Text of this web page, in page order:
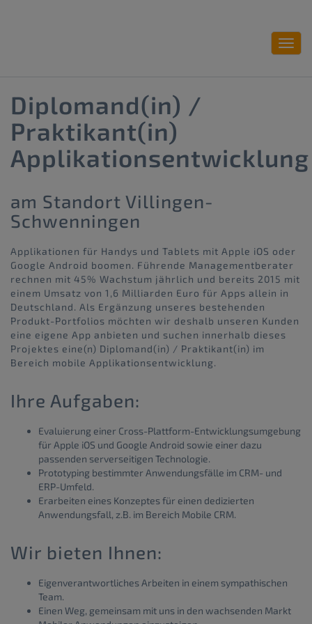
Diplomand(in) /
Praktikant(in)
Applikationsentwicklung
am Standort Villingen-
Schwenningen
Applikationen für Handys und Tablets mit Apple iOS oder
Google Android boomen. Führende Managementberater
rechnen mit 45% Wachstum jährlich und bereits 2015 mit
einem Umsatz von 1,6 Milliarden Euro für Apps allein in
Deutschland. Als Ergänzung unseres bestehenden
Produkt-Portfolios möchten wir deshalb unseren Kunden
eine eigene App anbieten und suchen innerhalb dieses
Projektes eine(n) Diplomand(in) / Praktikant(in) im
Bereich mobile Applikationsentwicklung.
Ihre Aufgaben:
Evaluierung einer Cross-Plattform-Entwicklungsumgebung
für Apple iOS und Google Android sowie einer dazu
passenden serverseitigen Technologie.
Prototyping bestimmter Anwendungsfälle im CRM- und
ERP-Umfeld.
Erarbeiten eines Konzeptes für einen dedizierten
Anwendungsfall, z.B. im Bereich Mobile CRM.
Wir bieten Ihnen:
Eigenverantwortliches Arbeiten in einem sympathischen
Team.
Einen Weg, gemeinsam mit uns in den wachsenden Markt